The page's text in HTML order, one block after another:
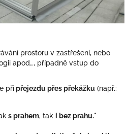
prostoru v zastřešení, nebo
apod…, případně vstup do
připřejezdu přes překážku (např.:
s prahem, tak i bez prahu.*